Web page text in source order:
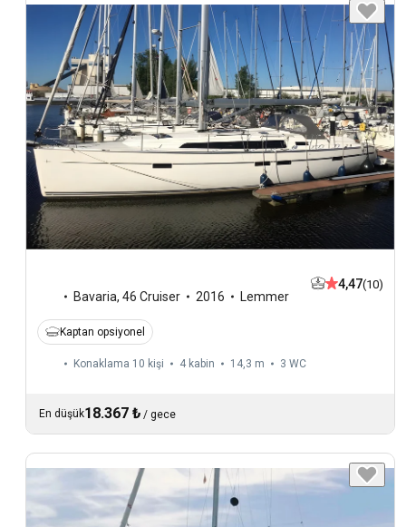
Bavaria, 46 Cruiser 2016 Lemmer
4,47(10)
Kaptan opsiyonel
Konaklama 10 kişi 4 kabin 14,3 m 3 WC
En düşük18.367 ₺ / gece